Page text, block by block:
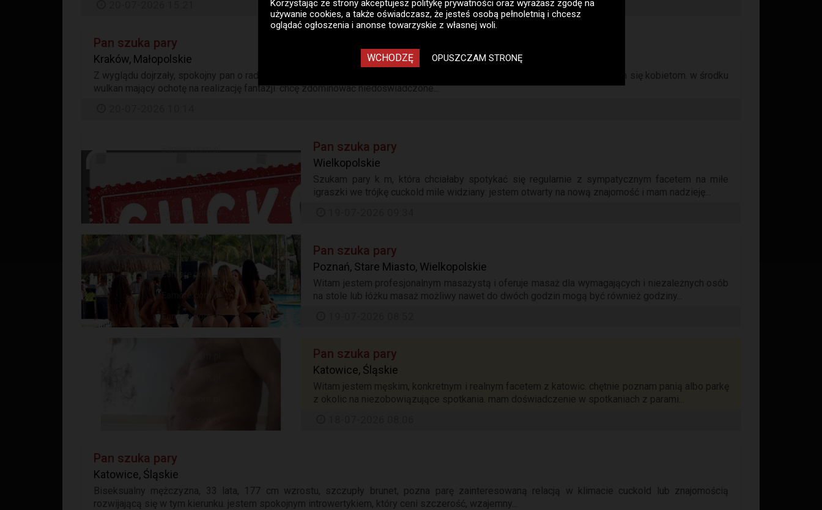
Pan szuka pary
Kraków, Małopolskie
Z wyglądu dojrzały, spokojny pan o radosnym usposobieniu. żonaty. czy atrakcyjny kwestia gustu, ale zdarza się że podobam się kobietom. w środku
wulkan mający ochotę na realizację fantazji. chcę zdominować niedoświadczone...
Pan szuka pary
Wielkopolskie
Szukam pary k m, która chciałaby spotykać się regularnie z sympatycznym facetem na miłe
igraszki we trójkę cuckold mile widziany: jestem otwarty na nową znajomość i mam nadzieję...
Pan szuka pary
Poznań, Stare Miasto, Wielkopolskie
Witam jestem profesjonalnym masażystą i oferuje masaż dla wymagających i niezależnych osób
na stole lub łóżku masaż możliwy nawet do dwóch godzin mogą być również godziny...
Pan szuka pary
Katowice, Śląskie
Witam jestem męskim, konkretnym i realnym facetem z katowic. chętnie poznam panią albo parkę
z okolic na niezobowiązujące spotkania. mam doświadczenie w spotkaniach z parami...
Pan szuka pary
Katowice, Śląskie
Biseksualny mężczyzna, 33 lata, 177 cm wzrostu, szczupły brunet, pozna parę zainteresowaną relacją w klimacie cuckold lub znajomością
rozwijającą się w tym kierunku. jestem spokojnym introwertykiem, który ceni szczerość, wzajemny...
Korzystając ze strony akceptujesz politykę prywatności oraz wyrażasz zgodę na
używanie cookies, a także oświadczasz, że jesteś osobą pełnoletnią i chcesz
oglądać ogłoszenia i anonse towarzyskie z własnej woli.
WCHODZĘ OPUSZCZAM STRONĘ